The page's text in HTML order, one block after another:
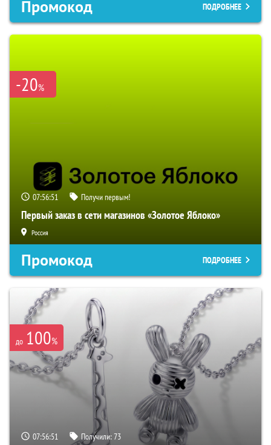
Промокод ПОДРОБНЕЕ
-20%
07:56:50 Получи первым!
Первый заказ в сети магазинов «Золотое Яблоко»
Россия
Промокод ПОДРОБНЕЕ
до 100%
07:56:50 Получили:73